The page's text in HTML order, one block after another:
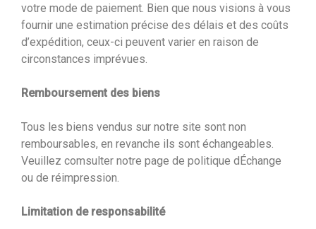
votre mode de paiement. Bien que nous visions à vous
fournir une estimation précise des délais et des coûts
d’expédition, ceux-ci peuvent varier en raison de
circonstances imprévues.
Remboursement des biens
Tous les biens vendus sur notre site sont non
remboursables, en revanche ils sont échangeables.
Veuillez comsulter notre page de politique dÉchange
ou de réimpression.
Limitation de responsabilité